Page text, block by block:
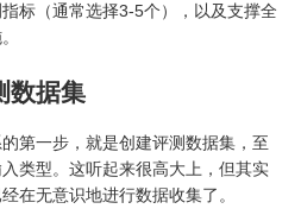
标（通常选择3-5个），以及支撑全
据集
第一步，就是创建评测数据集，至
类型。这听起来很高大上，但其实
在无意识地进行数据收集了。